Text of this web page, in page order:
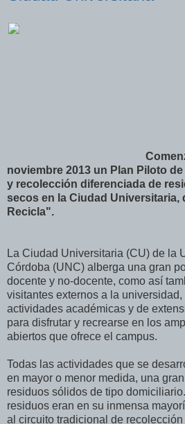
noviembre 2013 un Plan Piloto
y recolección diferenciada de
secos en la Ciudad Universitaria,
Recicla".
La Ciudad Universitaria (CU) de la
Córdoba (UNC) alberga una gran
docente y no-docente, como así
visitantes externos a la
actividades académicas y de
para disfrutar y recrearse en los
abiertos que ofrece el campus.
Todas las actividades que se
en mayor o menor medida, una
residuos sólidos de tipo
residuos eran en su inmensa
al circuito tradicional de